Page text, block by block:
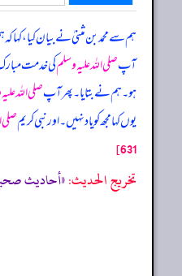
ہم سے محمد بن مثنیٰ نے بیان کیا، کہا
آپصلی اللہ علیہ وسلمکی خدمت
ہو۔ ہم نے بتایا۔ پھر آپصلی اللہ
یوں کہا مجھ کو یاد نہیں۔ اور نبی کریمصلی
631]
تخریج الحدیث:«أحاديث